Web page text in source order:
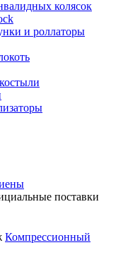
колясок
и роллаторы
поставки
Компрессионный